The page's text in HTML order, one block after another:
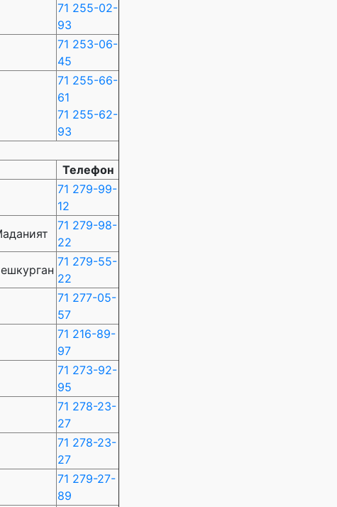
71 255-02-
93
71 253-06-
45
71 255-66-
61
71 255-62-
93
Телефон
71 279-99-
12
71 279-98-
22
71 279-55-
22
71 277-05-
57
71 216-89-
97
71 273-92-
95
71 278-23-
27
71 278-23-
27
71 279-27-
89